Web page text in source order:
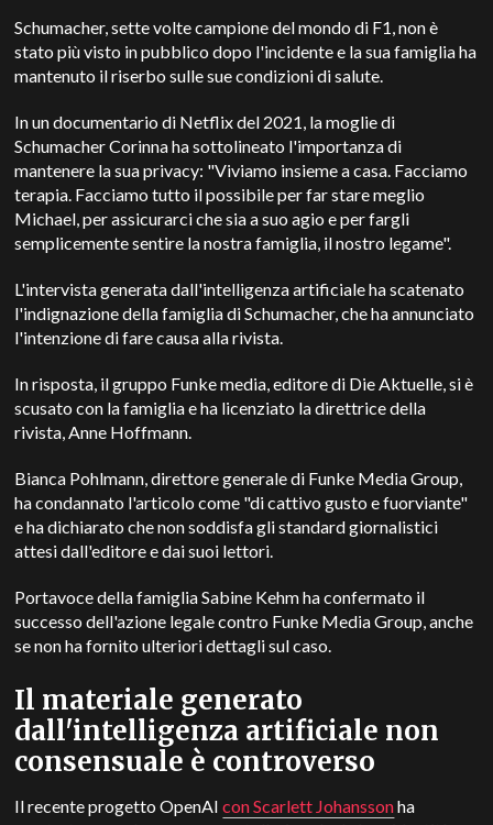
Schumacher, sette volte campione del mondo di F1, non è
stato più visto in pubblico dopo l'incidente e la sua famiglia ha
mantenuto il riserbo sulle sue condizioni di salute.
In un documentario di Netflix del 2021, la moglie di
SchumacherCorinnaha sottolineato l'importanza di
mantenere la sua privacy: "Viviamo insieme a casa. Facciamo
terapia. Facciamo tutto il possibile per far stare meglio
Michael, per assicurarci che sia a suo agio e per fargli
semplicemente sentire la nostra famiglia, il nostro legame".
L'intervista generata dall'intelligenza artificiale ha scatenato
l'indignazione della famiglia di Schumacher, che ha annunciato
l'intenzione di fare causa alla rivista.
In risposta, il gruppo Funke media, editore di Die Aktuelle, si è
scusato con la famiglia e ha licenziato la direttrice della
rivista, Anne Hoffmann.
Bianca Pohlmann , direttore generale di Funke Media Group
ha condannato l'articolo come "di cattivo gusto e fuorviante"
e ha dichiarato che non soddisfa gli standard giornalistici
attesi dall'editore e dai suoi lettori.
Portavoce della famigliaSabine Kehmha confermato il
successo dell'azione legale contro Funke Media Group, anche
se non ha fornito ulteriori dettagli sul caso.
Il materiale generato
dall'intelligenza artificiale non
consensuale è controverso
Il recente progetto OpenAIcon Scarlett Johanssonha